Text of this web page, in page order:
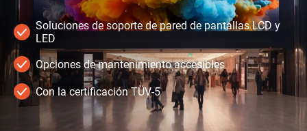
Páginas(0): Ver todo
Soluciones de soporte de pared de pantallas LCD y
LED
Opciones de mantenimiento accesibles
Con la certificación TÜV-5